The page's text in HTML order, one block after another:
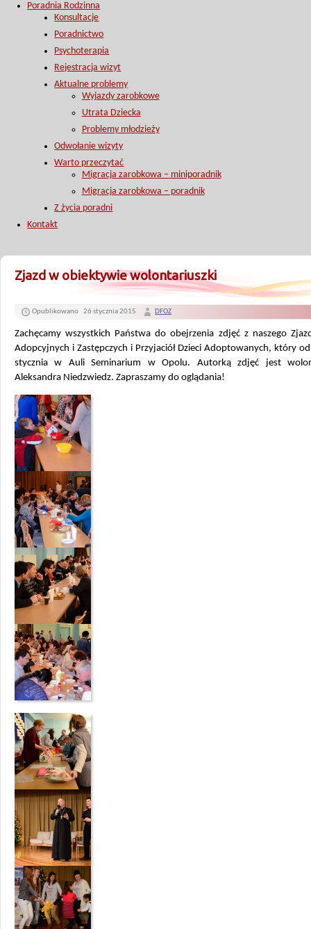
Poradnia Rodzinna
Konsultacje
Poradnictwo
Psychoterapia
Rejestracja wizyt
Aktualne problemy
Wyjazdy zarobkowe
Utrata Dziecka
Problemy młodzieży
Odwołanie wizyty
Warto przeczytać
Migracja zarobkowa – miniporadnik
Migracja zarobkowa – poradnik
Z życia poradni
Kontakt
Zjazd w obiektywie wolontariuszki
Opublikowano 26 stycznia 2015 DFOZ
Zachęcamy wszystkich Państwa do obejrzenia zdjęć z naszego
Adopcyjnych i Zastępczych i Przyjaciół Dzieci Adoptowanych, który
stycznia w Auli Seminarium w Opolu. Autorką zdjęć jest
Aleksandra Niedzwiedz. Zapraszamy do oglądania!